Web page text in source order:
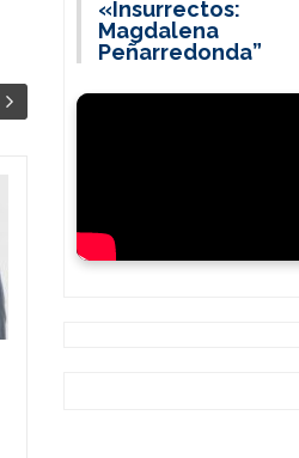
AGO
excelencia con
«Insurrectos:
Magdalena
Peñarredonda”